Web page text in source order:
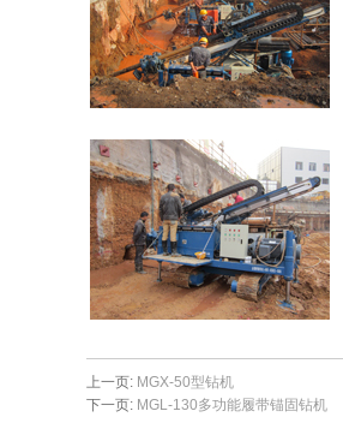
上一页: MGX-50型钻机
下一页: MGL-130多功能履带锚固钻机